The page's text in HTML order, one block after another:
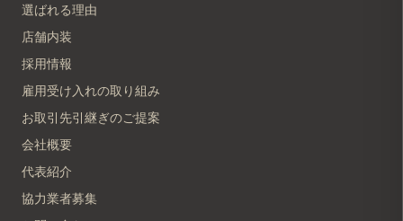
選ばれる理由
店舗内装
採用情報
雇用受け入れの取り組み
お取引先引継ぎのご提案
会社概要
代表紹介
協力業者募集